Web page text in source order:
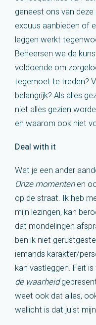
geneest ons van
excuus aanbieden of
leggen werkt
Beheersen we de
voldoende om
tegemoet te treden?
belangrijk? Als alles
niet alles gezien
en waarom ook niet
Deal with it
Wat je een ander
Onze momentenen
op de straat. Ik heb
mijn lezingen, kan
dat mondelingen
ben ik niet
iemands karakter/
kan vastleggen. Feit
de waarheid
weet ook dat alles,
wellicht is dat juist